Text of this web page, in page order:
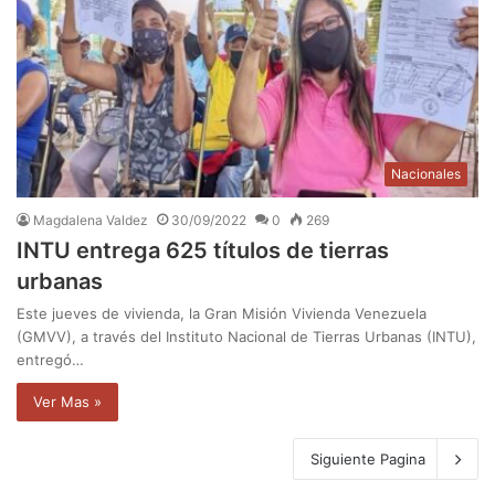
Nacionales
Magdalena Valdez 30/09/2022 0 269
INTU entrega 625 títulos de tierras
urbanas
Este jueves de vivienda, la Gran Misión Vivienda Venezuela
(GMVV), a través del Instituto Nacional de Tierras Urbanas (INTU),
entregó…
Ver Mas »
Siguiente Pagina